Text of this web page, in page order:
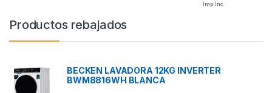
Imp. Inc.
Productos rebajados
BECKEN LAVADORA 12KG INVERTER
BWM8816WH BLANCA